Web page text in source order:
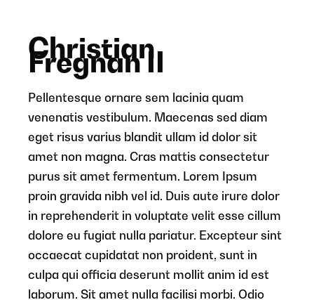
Christian
Fregnan II
Pellentesque ornare sem lacinia quam
venenatis vestibulum. Maecenas sed diam
eget risus varius blandit ullam id dolor sit
amet non magna. Cras mattis consectetur
purus sit amet fermentum. Lorem Ipsum
proin gravida nibh vel id. Duis aute irure dolor
in reprehenderit in voluptate velit esse cillum
dolore eu fugiat nulla pariatur. Excepteur sint
occaecat cupidatat non proident, sunt in
culpa qui officia deserunt mollit anim id est
laborum. Sit amet nulla facilisi morbi. Odio